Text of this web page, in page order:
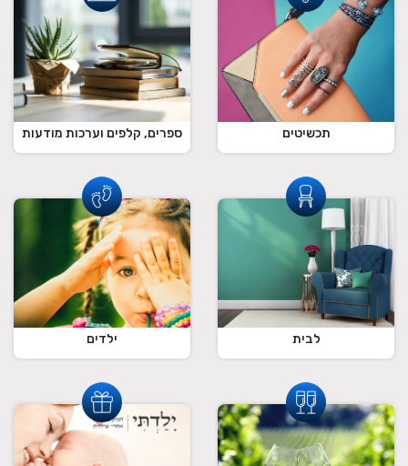
תכשיטים ספרים, קלפים וערכות מודעות
לבית ילדים